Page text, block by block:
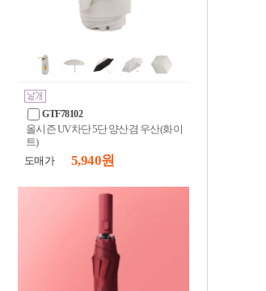
GTF78102
올시즌 UV차단 5단 양산겸 우산(화이
트)
도매가
5,940 원